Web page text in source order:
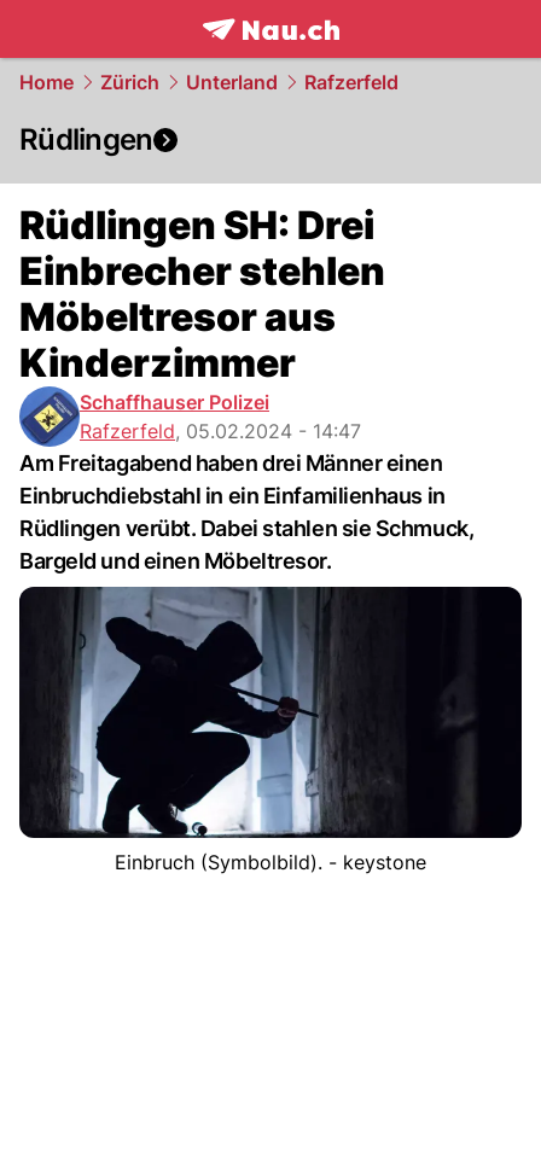
frontpage.NAU.ch
Home Zürich Unterland Rafzerfeld
Rüdlingen
Rüdlingen SH: Drei
Einbrecher stehlen
Möbeltresor aus
Kinderzimmer
Schaffhauser Polizei
Rafzerfeld, 05.02.2024 - 14:47
Am Freitagabend haben drei Männer einen
Einbruchdiebstahl in ein Einfamilienhaus in
Rüdlingen verübt. Dabei stahlen sie Schmuck,
Bargeld und einen Möbeltresor.
Einbruch (Symbolbild). - keystone